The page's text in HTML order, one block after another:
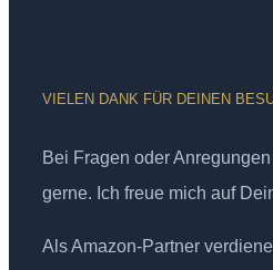
VIELEN DANK FÜR DEINEN
Bei Fragen oder Anregungen
gerne. Ich freue mich auf
Als Amazon-Partner